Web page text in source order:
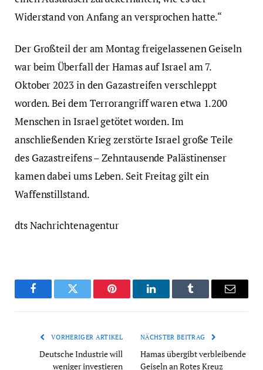
Widerstand von Anfang an versprochen hatte.“
Der Großteil der am Montag freigelassenen Geiseln
war beim Überfall der Hamas auf Israel am 7.
Oktober 2023 in den Gazastreifen verschleppt
worden. Bei dem Terrorangriff waren etwa 1.200
Menschen in Israel getötet worden. Im
anschließenden Krieg zerstörte Israel große Teile
des Gazastreifens – Zehntausende Palästinenser
kamen dabei ums Leben. Seit Freitag gilt ein
Waffenstillstand.
dts Nachrichtenagentur
FacebookTwitter Pinterest LinkedInTumblr Email
VORHERIGER ARTIKEL
Deutsche Industrie will
weniger investieren
NÄCHSTER BEITRAG
Hamas übergibt verbleibende
Geiseln an Rotes Kreuz